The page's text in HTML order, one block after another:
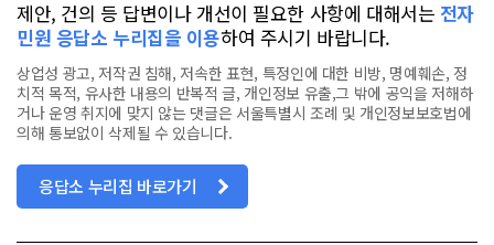
제안, 건의 등 답변이나 개선이 필요한 사항에 대해서는 전자
민원 응답소 누리집을 이용하여 주시기 바랍니다.
상업성 광고, 저작권 침해, 저속한 표현, 특정인에 대한 비방, 명예훼손, 정
치적 목적, 유사한 내용의 반복적 글, 개인정보 유출,그 밖에 공익을 저해하
거나 운영 취지에 맞지 않는 댓글은 서울특별시 조례 및 개인정보보호법에
의해 통보없이 삭제될 수 있습니다.
응답소 누리집 바로가기